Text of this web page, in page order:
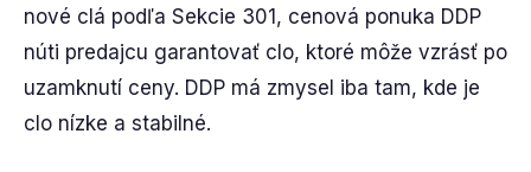
nové clá podľa Sekcie 301, cenová ponuka DDP
núti predajcu garantovať clo, ktoré môže vzrásť po
uzamknutí ceny. DDP má zmysel iba tam, kde je
clo nízke a stabilné.